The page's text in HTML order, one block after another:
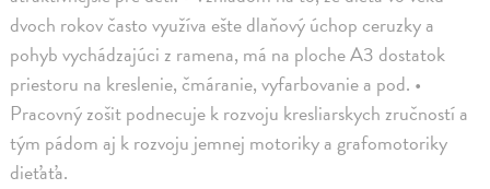
dvoch rokov často využíva ešte dlaňový úchop ceruzky a
pohyb vychádzajúci z ramena, má na ploche A3 dostatok
priestoru na kreslenie, čmáranie, vyfarbovanie a pod. •
Pracovný zošit podnecuje k rozvoju kresliarskych zručností a
tým pádom aj k rozvoju jemnej motoriky a grafomotoriky
dieťaťa.